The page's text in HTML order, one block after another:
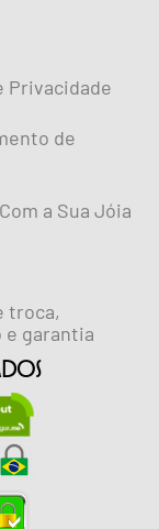
Privacidade
de
a Sua Jóia
troca,
e garantia